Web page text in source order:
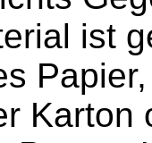
ist
Karton